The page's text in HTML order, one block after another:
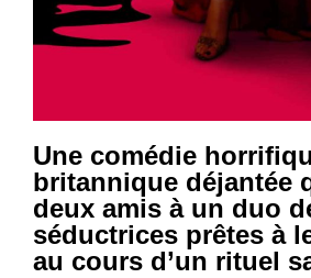
Une comédie
britannique déjantée
deux amis à un duo
séductrices prêtes à
au cours d’un rituel